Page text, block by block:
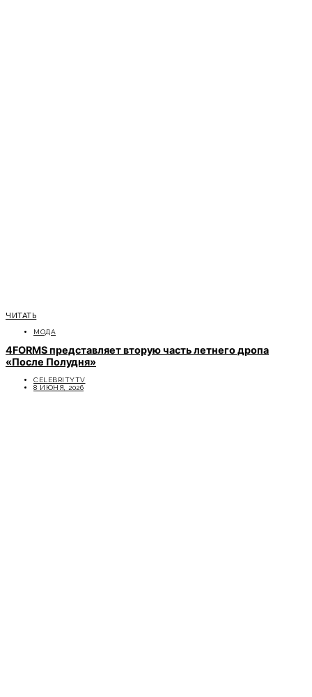
ЧИТАТЬ
МОДА
4FORMS представляет вторую часть летнего дропа
«После Полудня»
CELEBRITYTV
8 ИЮНЯ, 2026